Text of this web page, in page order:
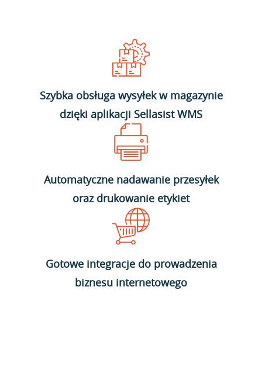
Szybka obsługa wysyłek w magazynie
dzięki aplikacji Sellasist WMS
Automatyczne nadawanie przesyłek
oraz drukowanie etykiet
Gotowe integracje do prowadzenia
biznesu internetowego